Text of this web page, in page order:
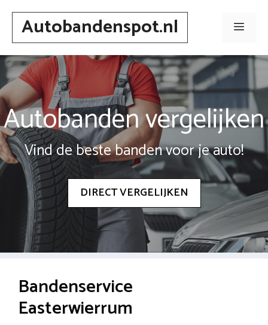
Spring
inhoudAutobandenspot.nl Menu
Autobanden vergelijken
Vind de beste banden voor je auto!
DIRECT VERGELIJKEN
Bandenservice
Easterwierrum